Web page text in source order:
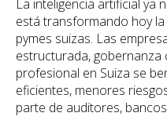
La inteligencia artificial ya
está transformando hoy
pymes suizas. Las
estructurada, gobernanza
profesional en Suiza se
eficientes, menores
parte de auditores,